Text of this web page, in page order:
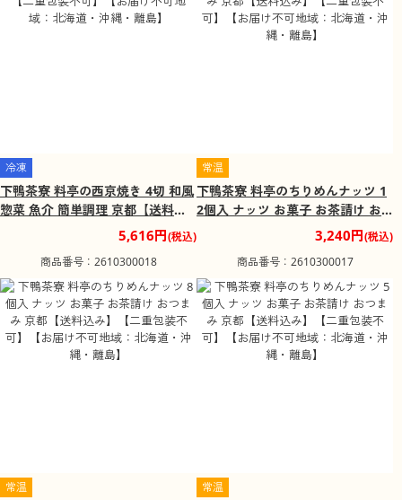
冷凍
下鴨茶寮 料亭の西京焼き 4切 和風
惣菜 魚介 簡単調理 京都【送料込
み】【二重包装不可】【お届け不
可地域：北海道・沖縄・離島】
5,616円(税込)
商品番号：2610300018
常温
下鴨茶寮 料亭のちりめんナッツ 1
2個入 ナッツ お菓子 お茶請け お
つまみ 京都【送料込み】【二重包
装不可】【お届け不可地域：北海
道・沖縄・離島】
3,240円(税込)
商品番号：2610300017
常温 常温